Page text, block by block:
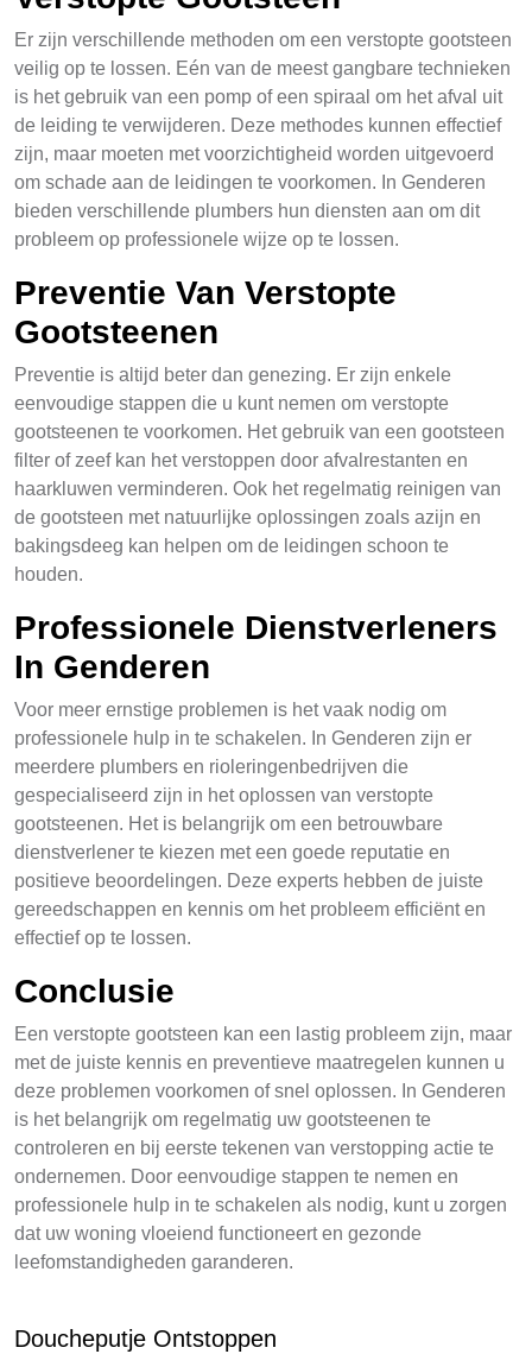
Er zijn verschillende methoden om een verstopte gootsteen
veilig op te lossen. Eén van de meest gangbare technieken
is het gebruik van een pomp of een spiraal om het afval uit
de leiding te verwijderen. Deze methodes kunnen effectief
zijn, maar moeten met voorzichtigheid worden uitgevoerd
om schade aan de leidingen te voorkomen. In Genderen
bieden verschillende plumbers hun diensten aan om dit
probleem op professionele wijze op te lossen.
Preventie Van Verstopte
Gootsteenen
Preventie is altijd beter dan genezing. Er zijn enkele
eenvoudige stappen die u kunt nemen om verstopte
gootsteenen te voorkomen. Het gebruik van een gootsteen
filter of zeef kan het verstoppen door afvalrestanten en
haarkluwen verminderen. Ook het regelmatig reinigen van
de gootsteen met natuurlijke oplossingen zoals azijn en
bakingsdeeg kan helpen om de leidingen schoon te
houden.
Professionele Dienstverleners
In Genderen
Voor meer ernstige problemen is het vaak nodig om
professionele hulp in te schakelen. In Genderen zijn er
meerdere plumbers en rioleringenbedrijven die
gespecialiseerd zijn in het oplossen van verstopte
gootsteenen. Het is belangrijk om een betrouwbare
dienstverlener te kiezen met een goede reputatie en
positieve beoordelingen. Deze experts hebben de juiste
gereedschappen en kennis om het probleem efficiënt en
effectief op te lossen.
Conclusie
Een verstopte gootsteen kan een lastig probleem zijn, maar
met de juiste kennis en preventieve maatregelen kunnen u
deze problemen voorkomen of snel oplossen. In Genderen
is het belangrijk om regelmatig uw gootsteenen te
controleren en bij eerste tekenen van verstopping actie te
ondernemen. Door eenvoudige stappen te nemen en
professionele hulp in te schakelen als nodig, kunt u zorgen
dat uw woning vloeiend functioneert en gezonde
leefomstandigheden garanderen.
Doucheputje Ontstoppen